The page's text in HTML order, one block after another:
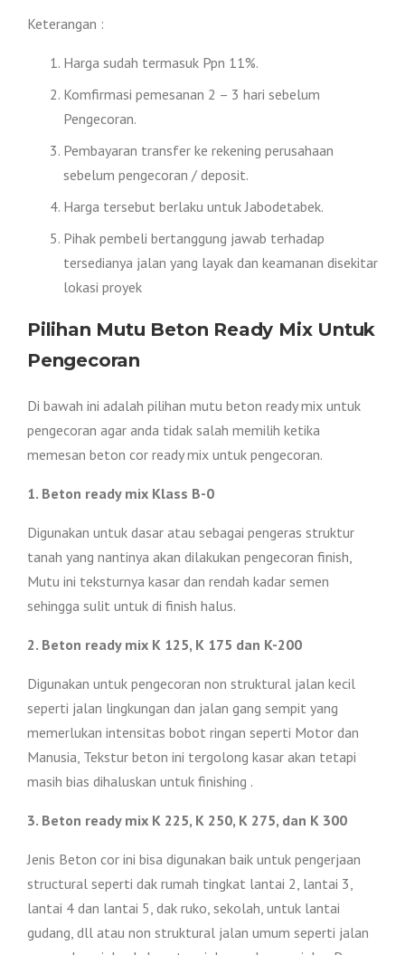
Keterangan :
Harga sudah termasuk Ppn 11%.
Komfirmasi pemesanan 2 – 3 hari sebelum
Pengecoran.
Pembayaran transfer ke rekening perusahaan
sebelum pengecoran / deposit.
Harga tersebut berlaku untuk Jabodetabek.
Pihak pembeli bertanggung jawab terhadap
tersedianya jalan yang layak dan keamanan disekitar
lokasi proyek
Pilihan Mutu Beton Ready Mix Untuk
Pengecoran
Di bawah ini adalah pilihan mutu beton ready mix untuk
pengecoran agar anda tidak salah memilih ketika
memesan beton cor ready mix untuk pengecoran.
1. Beton ready mix Klass B-0
Digunakan untuk dasar atau sebagai pengeras struktur
tanah yang nantinya akan dilakukan pengecoran finish,
Mutu ini teksturnya kasar dan rendah kadar semen
sehingga sulit untuk di finish halus.
2. Beton ready mix K 125, K 175 dan K-200
Digunakan untuk pengecoran non struktural jalan kecil
seperti jalan lingkungan dan jalan gang sempit yang
memerlukan intensitas bobot ringan seperti Motor dan
Manusia, Tekstur beton ini tergolong kasar akan tetapi
masih bias dihaluskan untuk finishing .
3. Beton ready mix K 225, K 250, K 275, dan K 300
Jenis Beton cor ini bisa digunakan baik untuk pengerjaan
structural seperti dak rumah tingkat lantai 2, lantai 3,
lantai 4 dan lantai 5, dak ruko, sekolah, untuk lantai
gudang, dll atau non struktural jalan umum seperti jalan